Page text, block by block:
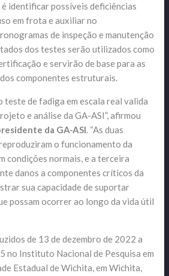
identificar possíveis deficiências
em frota e auxiliar no
de inspeção e manutenção
dos testes serão utilizados como
e servirão de base para as
componentes estruturais.
teste de fadiga em escala real valida
e análise da GA-ASI”, afirmou
da GA-ASI. “As duas
o funcionamento da
condições normais, e a terceira
danos a componentes críticos da
sua capacidade de suportar
possam ocorrer ao longo da vida útil
de 13 de dezembro de 2022 a
no Instituto Nacional de Pesquisa em
Estadual de Wichita, em Wichita,